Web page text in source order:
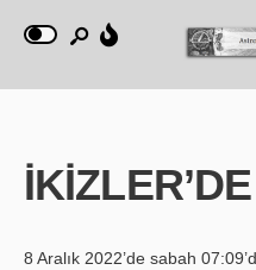
8 Aralık 2022’de sabah